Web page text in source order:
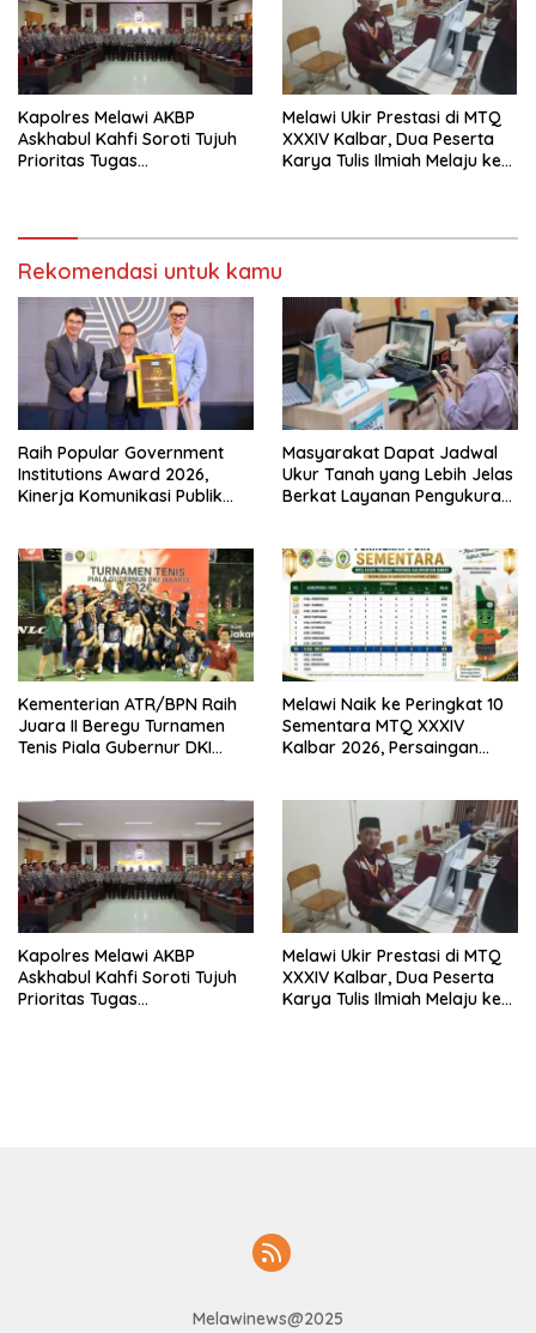
Kapolres Melawi AKBP
Askhabul Kahfi Soroti Tujuh
Prioritas Tugas
Melawi Ukir Prestasi di MTQ
XXXIV Kalbar, Dua Peserta
Karya Tulis Ilmiah Melaju ke
Rekomendasi untuk kamu
Raih Popular Government
Institutions Award 2026,
Kinerja Komunikasi Publik
Masyarakat Dapat Jadwal
Ukur Tanah yang Lebih Jelas
Berkat Layanan Pengukuran
Kementerian ATR/BPN Raih
Juara II Beregu Turnamen
Tenis Piala Gubernur DKI
Melawi Naik ke Peringkat 10
Sementara MTQ XXXIV
Kalbar 2026, Persaingan
Kapolres Melawi AKBP
Askhabul Kahfi Soroti Tujuh
Prioritas Tugas
Melawi Ukir Prestasi di MTQ
XXXIV Kalbar, Dua Peserta
Karya Tulis Ilmiah Melaju ke
Melawinews@2025